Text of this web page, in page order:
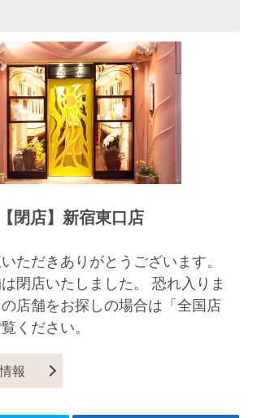
【閉店】新宿東口店
ただきありがとうございます。
閉店いたしました。 恐れ入りま
店舗をお探しの場合は「全国店
ください。
報